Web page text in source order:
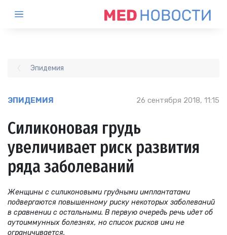
Эпидемия
ЭПИДЕМИЯ 26 сентября 2018, 11:15
Силиконовая грудь
увеличивает риск развития
ряда заболеваний
Женщины с силиконовыми грудными имплантатами
подвергаются повышенному риску некоторых заболеваний
в сравнении с остальными. В первую очередь речь идет об
аутоиммунных болезнях, но список рисков ими не
ограничивается.